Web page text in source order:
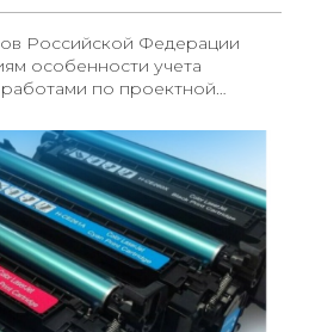
Российской Федерации
особенности учета
работами по проектной
и установку
пожарной сигнализации, а
и управления эвакуацией, а
могут быть учтены по
также применяется к
и озеленение
ремонта